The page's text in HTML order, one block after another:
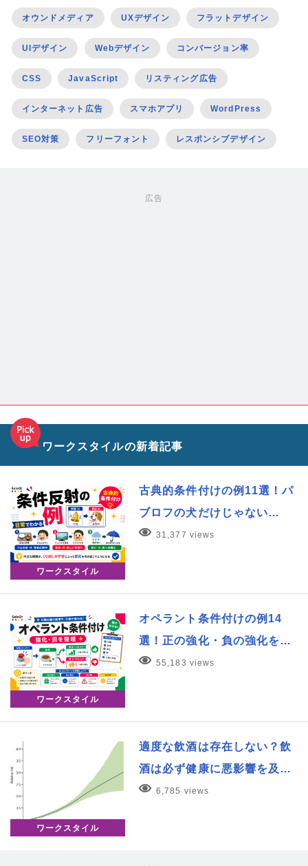
オウンドメディア UXデザイン フラットデザイン
UIデザイン Webデザイン コンバージョン率
CSS JavaScript リスティング広告
インターネット広告 スマホアプリ WordPress
SEO対策 フリーフォント レスポンシブデザイン
広告
ワークスタイルの新着記事
ワークスタイル
古典的条件付けの例11選！パ
ブロフの犬だけじゃない…
31,377 views
ワークスタイル
オペラント条件付けの例14
選！正の強化・負の強化を…
55,183 views
ワークスタイル
適度な飲酒は存在しない？飲
酒は必ず健康に悪影響を及…
6,785 views